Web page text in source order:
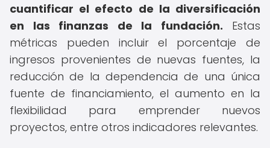
cuantificar el efecto de la diversificación
en las finanzas de la fundación. Estas
métricas pueden incluir el porcentaje de
ingresos provenientes de nuevas fuentes, la
reducción de la dependencia de una única
fuente de financiamiento, el aumento en la
flexibilidad para emprender nuevos
proyectos, entre otros indicadores relevantes.